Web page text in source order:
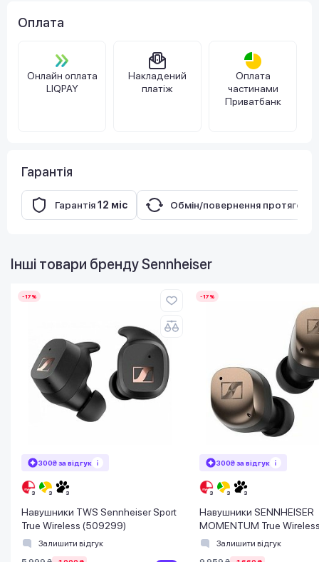
Оплата
Онлайн оплата
LIQPAY
Накладений
платіж
Оплата
частинами
Приватбанк
Гарантія
Гарантія12 міс Обмін/повернення протягом
Інші товари брендуSennheiser
-17%
300₴ за відгук
Навушники TWS Sennheiser Sport
True Wireless (509299)
Залишити відгук
-17%
300₴ за відгук
Навушники SENNHEISER
MOMENTUM True
Залишити відгук